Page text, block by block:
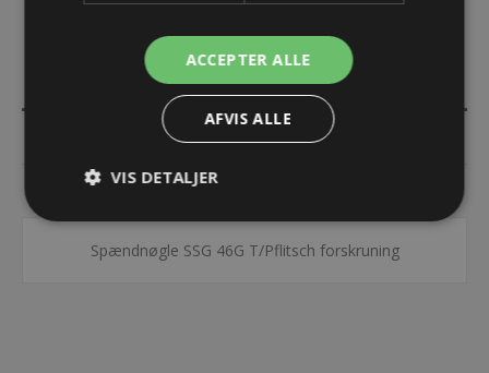
BESKRIVELSE
SPECIFIKATIONER
Spændnøgle SSG 46G T/Pflitsch forskruning
ACCEPTER ALLE
AFVIS ALLE
VIS DETALJER